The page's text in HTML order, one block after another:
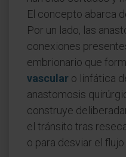
El concepto abarca
Por un lado, las
conexiones
embrionario que
vascular o linfática
anastomosis
construye
el tránsito tras
o para desviar el flujo